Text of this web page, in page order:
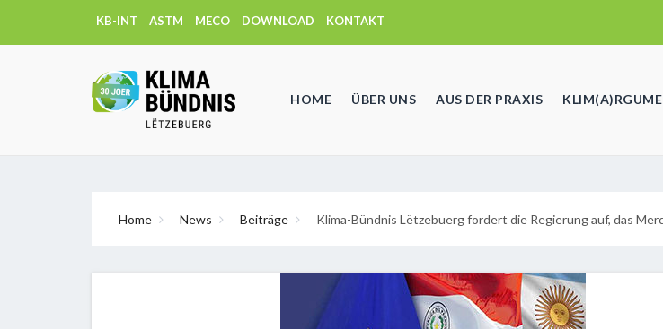
KB-INT ASTM MECO DOWNLOAD KONTAKT
HOME ÜBER UNS AUS DER PRAXIS
Home News Beiträge Klima-Bündnis Lëtzebuerg fordert die Regierung auf, das